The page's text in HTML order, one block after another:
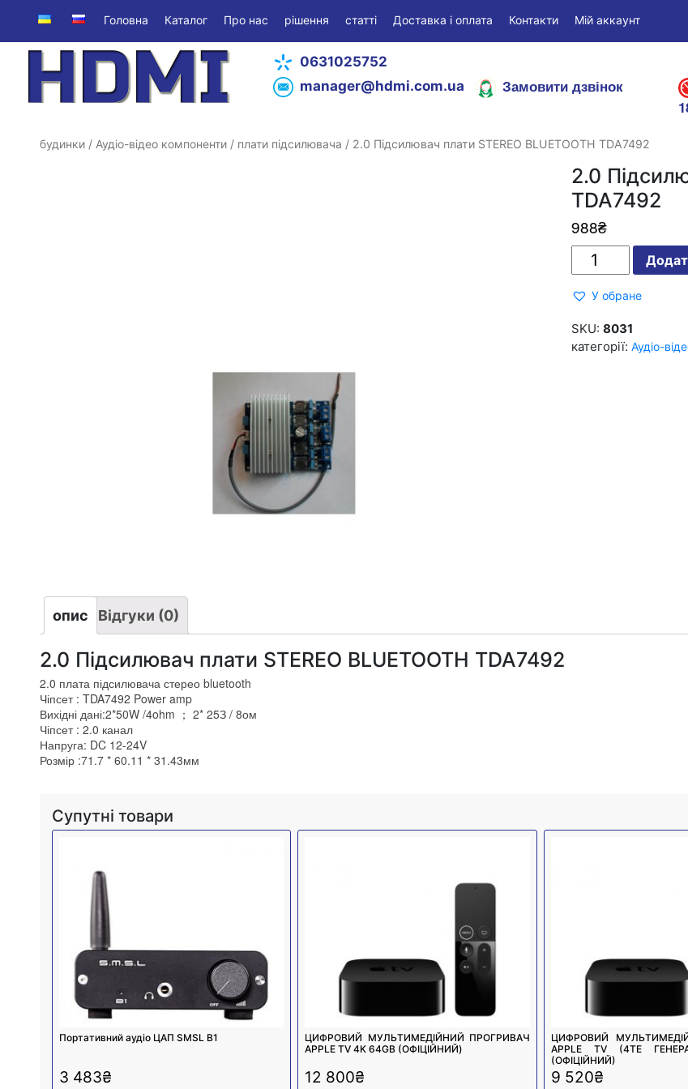
Головна Каталог Про нас рішення статті Доставка і оплата Контакти Мій аккаунт
0631025752
manager@hdmi.com.ua
Замовити дзвінок
будинки/ Аудіо-відео компоненти/ плати підсилювача / 2.0 Підсилювач плати STEREO BLUETOOTH TDA7492
2.0
TDA7492
988₴
плати
BLUETOOTH
кількість
У обране
SKU: 8031
категорії: Аудіо-
опис Відгуки (0)
2.0 Підсилювач плати STEREO BLUETOOTH TDA7492
2.0 плата підсилювача стерео bluetooth
Чіпсет : TDA7492 Power amp
Вихідні дані:2*50W /4ohm ； 2* 25З / 8ом
Чіпсет : 2.0 канал
Напруга: DC 12-24V
Розмір :71.7 * 60.11 * 31.43мм
Супутні товари
Портативний аудіо ЦАП SMSL B1
3 483₴
ЦИФРОВИЙ МУЛЬТИМЕДІЙНИЙ ПРОГРИВАЧ
APPLE TV 4K 64GB (ОФІЦІЙНИЙ)
12 800₴
ЦИФРОВИЙ
APPLE TV (4ТЕ
(ОФІЦІЙНИЙ)
9 520₴